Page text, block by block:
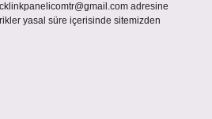
adresine
yasal süre içerisinde sitemizden